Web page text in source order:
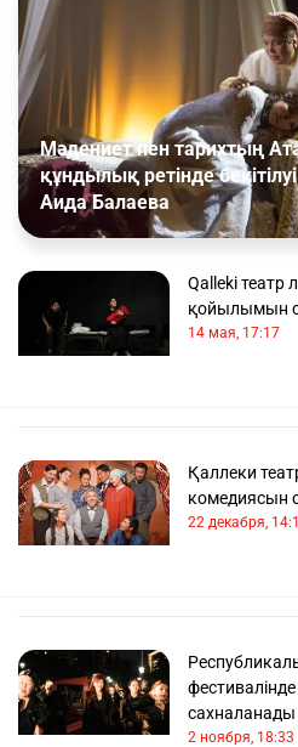
Мәдениет пен тарихтың
құндылық ретінде
Аида Балаева
Qalleki театр
қойылымын
14 мая, 17:17
Қаллеки
комедиясын
22 декабря,
сахналанады
2 ноября, 18:33